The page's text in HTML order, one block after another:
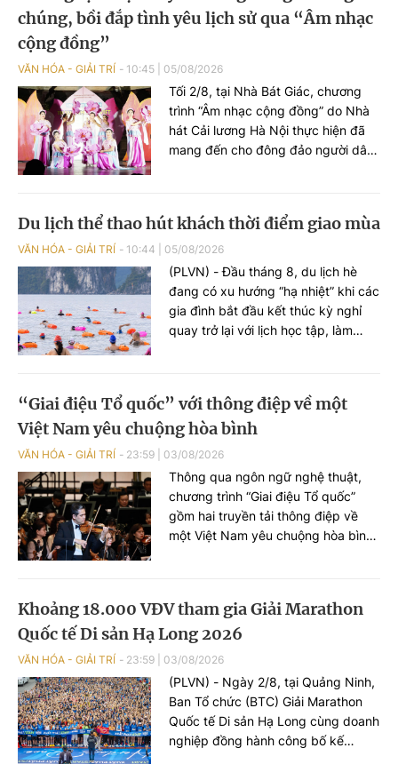
(1076-2026), đồng thời hướng tới
Việt Nam (02/9/1945 - 02/9/2026).
chúng, bồi đắp tình yêu lịch sử qua “Âm nhạc
cộng đồng”
VĂN HÓA - GIẢI TRÍ 10:45 05/08/2026
Tối 2/8, tại Nhà Bát Giác, chương
trình “Âm nhạc cộng đồng” do Nhà
hát Cải lương Hà Nội thực hiện đã
mang đến cho đông đảo người dân
múa hòa quyện trong không gian
của phố đi bộ hồ Hoàn Kiếm. Đặc
biệt, chương trình có sự giao lưu
của các nghệ sĩ đến từ phương
Nam, góp phần tạo nên cuộc gặp
gỡ nghệ thuật giàu cảm xúc.
Du lịch thể thao hút khách thời điểm giao mùa
VĂN HÓA - GIẢI TRÍ 10:44 05/08/2026
(PLVN) - Đầu tháng 8, du lịch hè
đang có xu hướng “hạ nhiệt” khi các
gia đình bắt đầu kết thúc kỳ nghỉ
quay trở lại với lịch học tập, làm
vậy, những giải đấu thể thao hứa
hẹn sẽ thu hút lượng lớn du khách.
“Giai điệu Tổ quốc” với thông điệp về một
Việt Nam yêu chuộng hòa bình
VĂN HÓA - GIẢI TRÍ 23:59 03/08/2026
Thông qua ngôn ngữ nghệ thuật,
chương trình “Giai điệu Tổ quốc”
gồm hai truyền tải thông điệp về
một Việt Nam yêu chuộng hòa bình,
Khoảng 18.000 VĐV tham gia Giải Marathon
Quốc tế Di sản Hạ Long 2026
VĂN HÓA - GIẢI TRÍ 23:59 03/08/2026
(PLVN) - Ngày 2/8, tại Quảng Ninh,
Ban Tổ chức (BTC) Giải Marathon
Quốc tế Di sản Hạ Long cùng doanh
nghiệp đồng hành công bố kế